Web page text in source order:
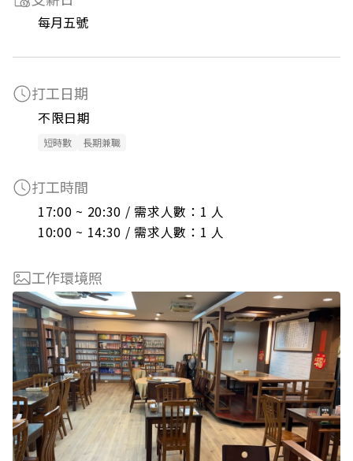
每月五號
打工日期
不限日期
短時數 長期兼職
打工時間
17:00 ~ 20:30 / 需求人數：1 人
10:00 ~ 14:30 / 需求人數：1 人
工作環境照